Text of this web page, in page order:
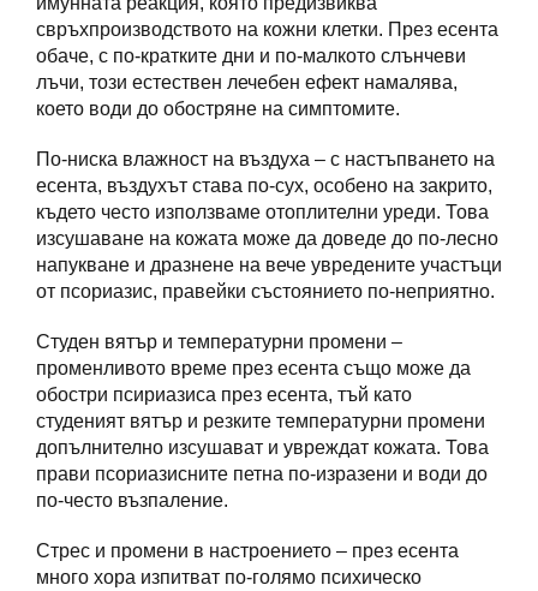
свръхпроизводството на кожни клетки. През есента
обаче, с по-кратките дни и по-малкото слънчеви
лъчи, този естествен лечебен ефект намалява,
което води до обостряне на симптомите.
По-ниска влажност на въздуха – с настъпването на
есента, въздухът става по-сух, особено на закрито,
където често използваме отоплителни уреди. Това
изсушаване на кожата може да доведе до по-лесно
напукване и дразнене на вече увредените участъци
от псориазис, правейки състоянието по-неприятно.
Студен вятър и температурни промени –
променливото време през есента също може да
обостри псириазиса през есента, тъй като
студеният вятър и резките температурни промени
допълнително изсушават и увреждат кожата. Това
прави псориазисните петна по-изразени и води до
по-често възпаление.
Стрес и промени в настроението – през есента
много хора изпитват по-голямо психическо